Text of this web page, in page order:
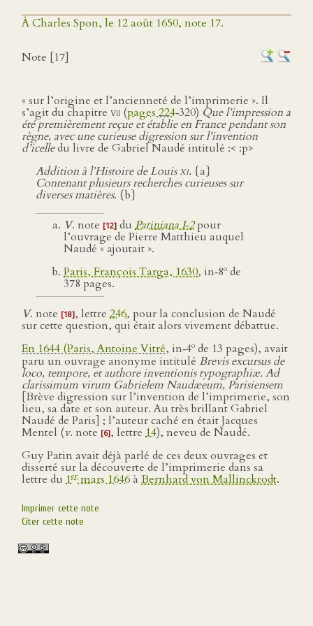
À Charles Spon, le 12 août 1650, note 17.
Note [17]
« sur l’origine et l’ancienneté de l’imprimerie ». Il
s’agit du chapitre vii (pages 224‑320) Que l’impression a
été premièrement reçue et établie en France pendant son
règne, avec une curieuse digression sur l’invention
d’icelledu livre de Gabriel Naudé intitulé :< :p>
Addition à l’Histoire de Louisxi. {a}
Contenant plusieurs recherches curieuses sur
diverses matières. {b}
V. note [12] du Patiniana I‑2pour
l’ouvrage de Pierre Matthieu auquel
Naudé « ajoutait ».
Paris, François Targa, 1630, in‑8o de
378 pages.
V. note [18], lettre 246, pour la conclusion de Naudé
sur cette question, qui était alors vivement débattue.
En 1644 (Paris, Antoine Vitré, in‑4o de 13 pages), avait
paru un ouvrage anonyme intitulé Brevis excursus de
loco, tempore, et authore inventionis typographiæ. Ad
clarissimum virum Gabrielem Naudæeum, Parisiensem
[Brève digression sur l’invention de l’imprimerie, son
lieu, sa date et son auteur. Au très brillant Gabriel
Naudé de Paris] ; l’auteur caché en était Jacques
Mentel (v. note [6], lettre 14), neveu de Naudé.
Guy Patin avait déjà parlé de ces deux ouvrages et
disserté sur la découverte de l’imprimerie dans sa
lettre du 1ermars 1646à Bernhard von Mallinckrodt.
Imprimer cette note
Citer cette note